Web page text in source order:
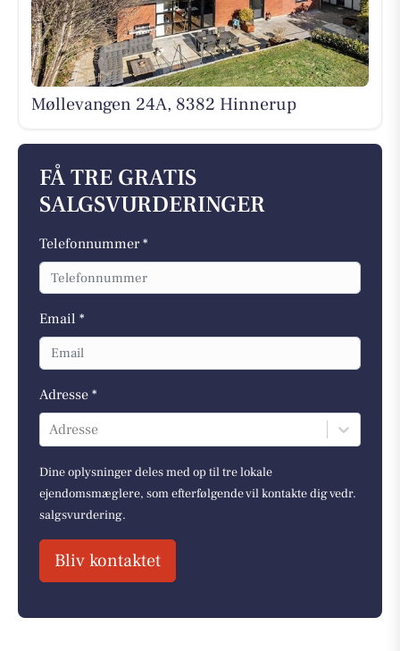
Møllevangen 24A, 8382 Hinnerup
FÅ TRE GRATIS
SALGSVURDERINGER
Telefonnummer *
Email *
Adresse *
Adresse
Dine oplysninger deles med op til tre lokale
ejendomsmæglere, som efterfølgende vil kontakte dig vedr.
salgsvurdering.
Bliv kontaktet